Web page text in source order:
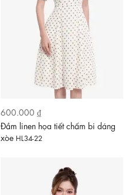
600.000 ₫
Đầm linen họa tiết chấm bi dáng
xòe HL34-22